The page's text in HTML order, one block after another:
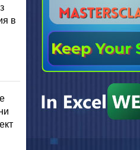
в